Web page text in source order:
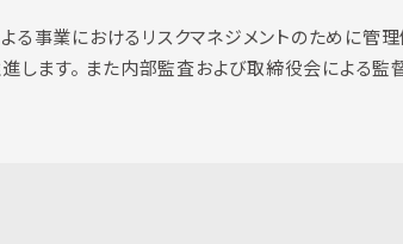
事業におけるリスクマネジメントのために管
します。 また内部監査および取締役会による監